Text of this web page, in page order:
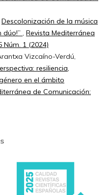
Descolonización de la música
dúo!” , Revista Mediterránea
Núm. 1 (2024)
Vizcaíno-Verdú,
resiliencia,
en el ámbito
de Comunicación: